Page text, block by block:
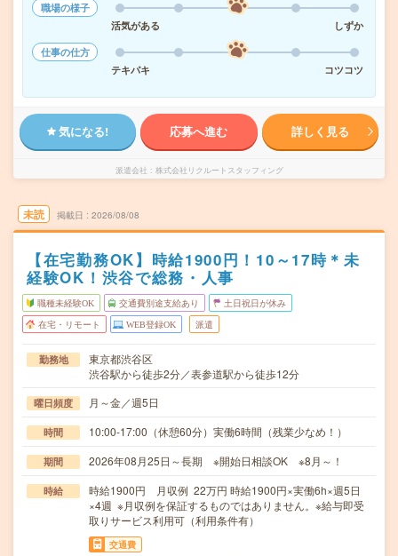
職場の様子
活気がある
しずか
仕事の仕方
テキパキ
コツコツ
気になる! 応募へ進む 詳しく見る
派遣会社 株式会社リクルートスタッフィング
未読 掲載日 2026/08/08
【在宅勤務OK】時給1900円！10～17時＊未
経験OK！渋谷で総務・人事
職種未経験OK 交通費別途支給あり 土日祝日が休み
在宅・リモート WEB登録OK 派遣
勤務地
東京都渋谷区
渋谷駅から徒歩2分／表参道駅から徒歩12分
曜日頻度 月～金／週5日
時間 10:00-17:00（休憩60分）実働6時間（残業少なめ！）
期間 2026年08月25日～長期 ※開始日相談OK ※8月～！
時給
時給1900円 月収例 22万円 時給1900円×実働6h×週5日
×4週 ※月収例を保証するものではありません。※給与即受
取りサービス利用可（利用条件有）
交通費